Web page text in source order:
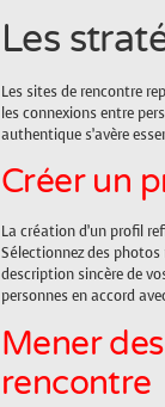
Les
Les sites de rencontre
les connexions entre
authentique s’avère
Créer un
La création d’un profil
Sélectionnez des
description sincère de
personnes en accord
Mener
rencontre